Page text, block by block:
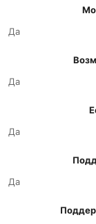
Да
Да
Да
Да